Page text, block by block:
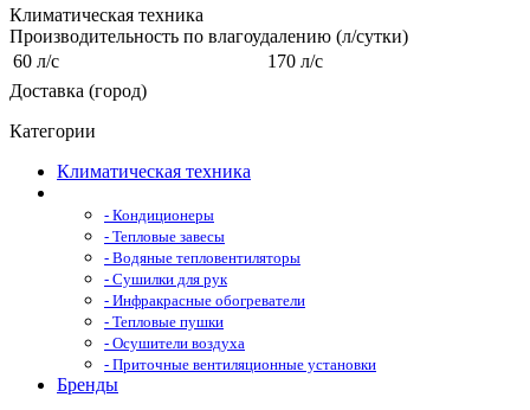
Климатическая техника
Производительность по влагоудалению (л/сутки)
60 л/с
170 л/с
Доставка (город)
Категории
Климатическая техника
- Кондиционеры
- Тепловые завесы
- Водяные тепловентиляторы
- Сушилки для рук
- Инфракрасные обогреватели
- Тепловые пушки
- Осушители воздуха
- Приточные вентиляционные установки
Бренды